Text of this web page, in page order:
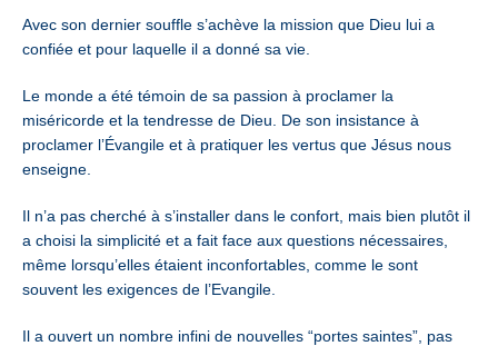
Avec son dernier souffle s’achève la mission que Dieu lui a
confiée et pour laquelle il a donné sa vie.
Le monde a été témoin de sa passion à proclamer la
miséricorde et la tendresse de Dieu. De son insistance à
proclamer l’Évangile et à pratiquer les vertus que Jésus nous
enseigne.
Il n’a pas cherché à s’installer dans le confort, mais bien plutôt il
a choisi la simplicité et a fait face aux questions nécessaires,
même lorsqu’elles étaient inconfortables, comme le sont
souvent les exigences de l’Evangile.
Il a ouvert un nombre infini de nouvelles “portes saintes”, pas